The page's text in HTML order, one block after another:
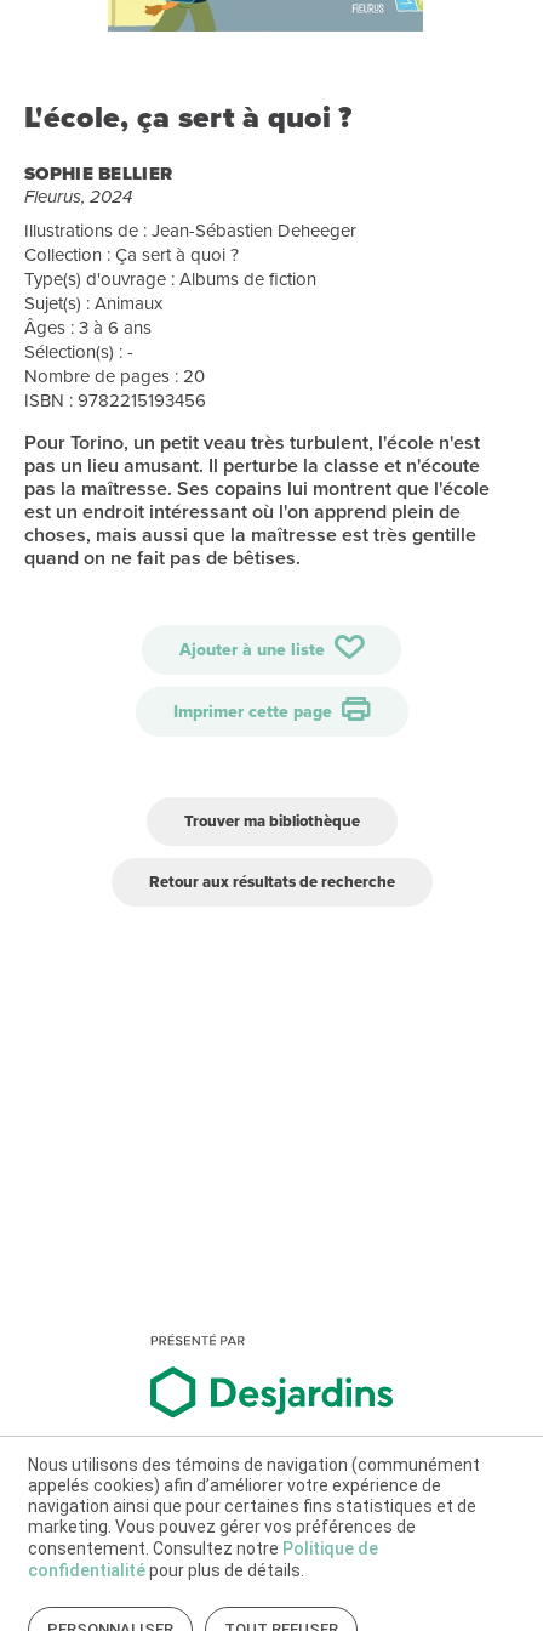
L'école, ça sert à quoi ?
SOPHIE BELLIER
Fleurus, 2024
Illustrations de : Jean-Sébastien Deheeger
Collection : Ça sert à quoi ?
Type(s) d'ouvrage : Albums de fiction
Sujet(s) : Animaux
Âges : 3 à 6 ans
Sélection(s) : -
Nombre de pages : 20
ISBN : 9782215193456
Pour Torino, un petit veau très turbulent, l'école n'est
pas un lieu amusant. Il perturbe la classe et n'écoute
pas la maîtresse. Ses copains lui montrent que l'école
est un endroit intéressant où l'on apprend plein de
choses, mais aussi que la maîtresse est très gentille
quand on ne fait pas de bêtises.
Ajouter à une liste
Imprimer cette page
Trouver ma bibliothèque
Retour aux résultats de recherche
Nous utilisons des témoins de navigation (communément
appelés cookies) afin d’améliorer votre expérience de
navigation ainsi que pour certaines fins statistiques et de
marketing. Vous pouvez gérer vos préférences de
consentement. Consultez notre Politique de
confidentialitépour plus de détails.